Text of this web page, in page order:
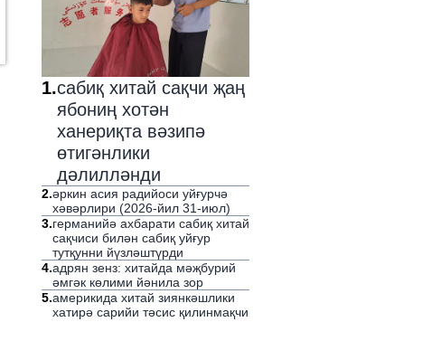
1.сабиқ хитай сақчи җаң
ябониң хотән
ханериқта вәзипә
өтигәнлики
дәлилләнди
2.әркин асия радийоси уйғурчә
хәвәрлири (2026-йил 31-июл)
3.германийә ахбарати сабиқ хитай
сақчиси билән сабиқ уйғур
тутқунни йүзләштүрди
4.адрян зенз: хитайда мәҗбурий
әмгәк көлими йәнила зор
5.америкида хитай зиянкәшлики
хатирә сарийи тәсис қилинмақчи